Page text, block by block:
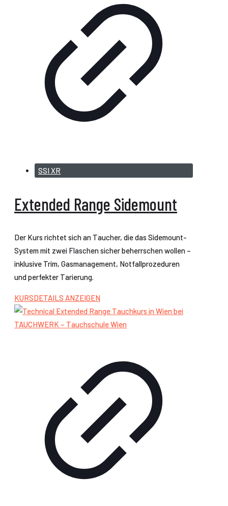
SSI XR
Extended Range Sidemount
Der Kurs richtet sich an Taucher, die das Sidemount-
System mit zwei Flaschen sicher beherrschen wollen –
inklusive Trim, Gasmanagement, Notfallprozeduren
und perfekter Tarierung.
KURSDETAILS ANZEIGEN